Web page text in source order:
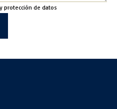
protección de datos